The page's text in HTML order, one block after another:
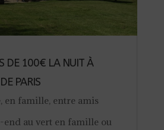
DE 100€ LA NUIT À
PARIS
, en famille, entre amis
au vert en famille ou